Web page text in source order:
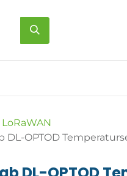
LoRaWAN
DL-OPTOD